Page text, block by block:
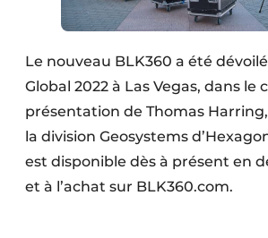
Le nouveau BLK360 a été
Global 2022 à Las Vegas, dans le
présentation de Thomas
la division Geosystems
est disponible dès à présent en
et à l’achat sur BLK360.com.